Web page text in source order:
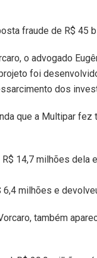
fraude de R$ 45
o advogado
foi
dos
que a Multipar
14,7 milhões dela
milhões e
também